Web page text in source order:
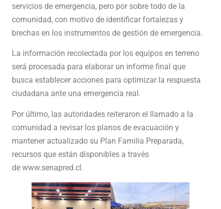
servicios de emergencia, pero por sobre todo de la
comunidad, con motivo de identificar fortalezas y
brechas en los instrumentos de gestión de emergencia.
La información recolectada por los equipos en terreno
será procesada para elaborar un informe final que
busca establecer acciones para optimizar la respuesta
ciudadana ante una emergencia real.
Por último, las autoridades reiteraron el llamado a la
comunidad a revisar los planos de evacuación y
mantener actualizado su Plan Familia Preparada,
recursos que están disponibles a través
de www.senapred.cl.